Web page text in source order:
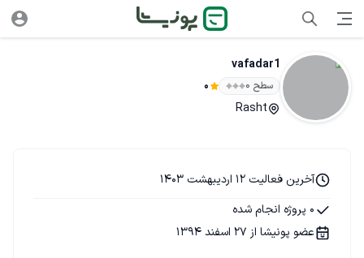
vafadar1
سطح ۰ 0
Rasht
آخرین فعالیت 12 اردیبهشت 1403
0 پروژه انجام شده
عضو پونیشا از 27 اسفند 1394